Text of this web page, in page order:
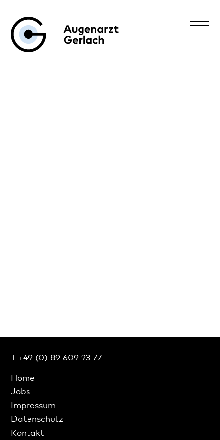
Augenarzt Gerlach
T +49 (0) 89 609 93 77
Home
Jobs
Impressum
Datenschutz
Kontakt